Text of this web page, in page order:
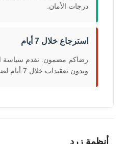
درجات الأمان.
استرجاع خلال 7 أيام
رضاكم مضمون. نقدم سياسة
وبدون تعقيدات خلال 7 أيام لضمان مناسبة المنتج لك.
أنظمة زرد